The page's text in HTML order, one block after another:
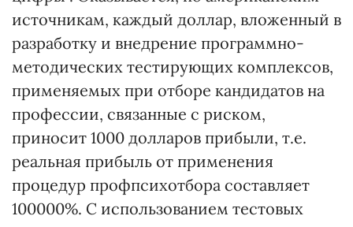
источникам, каждый доллар, вложенный в
разработку и внедрение программно-
методических тестирующих комплексов,
применяемых при отборе кандидатов на
профессии, связанные с риском,
приносит 1000 долларов прибыли, т.е.
реальная прибыль от применения
процедур профпсихотбора составляет
100000%. С использованием тестовых